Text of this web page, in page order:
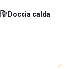
Doccia calda·